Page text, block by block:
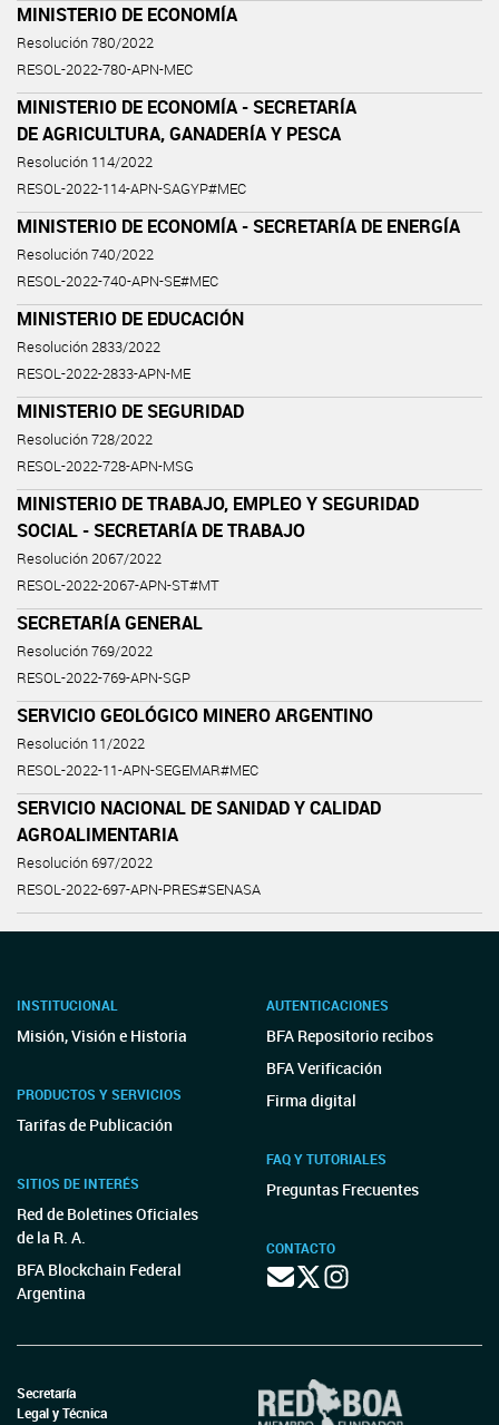
MINISTERIO DE ECONOMÍA
Resolución 780/2022
RESOL-2022-780-APN-MEC
MINISTERIO DE ECONOMÍA - SECRETARÍA
DE AGRICULTURA, GANADERÍA Y PESCA
Resolución 114/2022
RESOL-2022-114-APN-SAGYP#MEC
MINISTERIO DE ECONOMÍA - SECRETARÍA DE ENERGÍA
Resolución 740/2022
RESOL-2022-740-APN-SE#MEC
MINISTERIO DE EDUCACIÓN
Resolución 2833/2022
RESOL-2022-2833-APN-ME
MINISTERIO DE SEGURIDAD
Resolución 728/2022
RESOL-2022-728-APN-MSG
MINISTERIO DE TRABAJO, EMPLEO Y SEGURIDAD
SOCIAL - SECRETARÍA DE TRABAJO
Resolución 2067/2022
RESOL-2022-2067-APN-ST#MT
SECRETARÍA GENERAL
Resolución 769/2022
RESOL-2022-769-APN-SGP
SERVICIO GEOLÓGICO MINERO ARGENTINO
Resolución 11/2022
RESOL-2022-11-APN-SEGEMAR#MEC
SERVICIO NACIONAL DE SANIDAD Y CALIDAD
AGROALIMENTARIA
Resolución 697/2022
RESOL-2022-697-APN-PRES#SENASA
INSTITUCIONAL
Misión, Visión e Historia
PRODUCTOS Y SERVICIOS
Tarifas de Publicación
SITIOS DE INTERÉS
Red de Boletines Oficiales
de la R. A.
BFA Blockchain Federal
Argentina
AUTENTICACIONES
BFA Repositorio recibos
BFA Verificación
Firma digital
FAQ Y TUTORIALES
Preguntas Frecuentes
CONTACTO
Secretaría
Legal y Técnica